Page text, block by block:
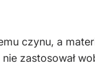
czynu, a
zastosował